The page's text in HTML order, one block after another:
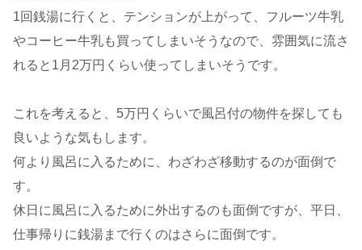
1回銭湯に行くと、テンションが上がって、フルーツ牛乳
やコーヒー牛乳も買ってしまいそうなので、雰囲気に流さ
れると1月2万円くらい使ってしまいそうです。
これを考えると、5万円くらいで風呂付の物件を探しても
良いような気もします。
何より風呂に入るために、わざわざ移動するのが面倒で
す。
休日に風呂に入るために外出するのも面倒ですが、平日、
仕事帰りに銭湯まで行くのはさらに面倒です。